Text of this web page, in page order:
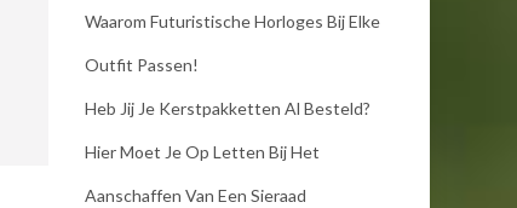
Waarom Futuristische Horloges Bij Elke
Outfit Passen!
Heb Jij Je Kerstpakketten Al Besteld?
Hier Moet Je Op Letten Bij Het
Aanschaffen Van Een Sieraad